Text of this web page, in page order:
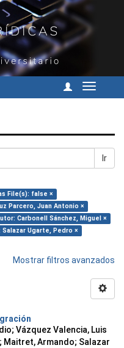
Cambiar
Ir
File(s): false ×
Parcero, Juan Antonio ×
Carbonell Sánchez, Miguel ×
Salazar Ugarte, Pedro ×
Mostrar filtros avanzados
; Vázquez Valencia, Luis
; Maitret, Armando; Salazar